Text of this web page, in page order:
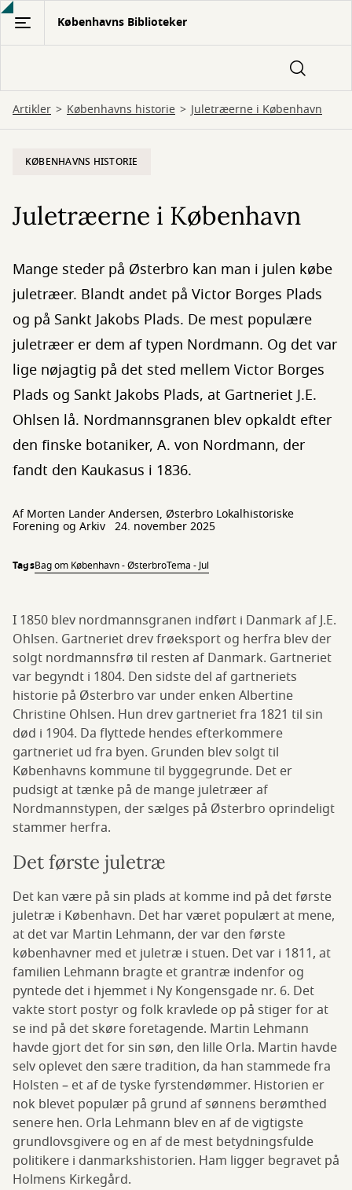
Gå
hovedindhold
Københavns Biblioteker
Artikler Københavns historie Juletræerne i København
KØBENHAVNS HISTORIE
Juletræerne i København
Mange steder på Østerbro kan man i julen købe
juletræer. Blandt andet på Victor Borges Plads
og på Sankt Jakobs Plads. De mest populære
juletræer er dem af typen Nordmann. Og det var
lige nøjagtig på det sted mellem Victor Borges
Plads og Sankt Jakobs Plads, at Gartneriet J.E.
Ohlsen lå. Nordmannsgranen blev opkaldt efter
den finske botaniker, A. von Nordmann, der
fandt den Kaukasus i 1836.
Af Morten Lander Andersen, Østerbro Lokalhistoriske
Forening og Arkiv 24. november 2025
TagsBag om København - ØsterbroTema - Jul
I 1850 blev nordmannsgranen indført i Danmark af J.E.
Ohlsen. Gartneriet drev frøeksport og herfra blev der
solgt nordmannsfrø til resten af Danmark. Gartneriet
var begyndt i 1804. Den sidste del af gartneriets
historie på Østerbro var under enken Albertine
Christine Ohlsen. Hun drev gartneriet fra 1821 til sin
død i 1904. Da flyttede hendes efterkommere
gartneriet ud fra byen. Grunden blev solgt til
Københavns kommune til byggegrunde. Det er
pudsigt at tænke på de mange juletræer af
Nordmannstypen, der sælges på Østerbro oprindeligt
stammer herfra.
Det første juletræ
Det kan være på sin plads at komme ind på det første
juletræ i København. Det har været populært at mene,
at det var Martin Lehmann, der var den første
københavner med et juletræ i stuen. Det var i 1811, at
familien Lehmann bragte et grantræ indenfor og
pyntede det i hjemmet i Ny Kongensgade nr. 6. Det
vakte stort postyr og folk kravlede op på stiger for at
se ind på det skøre foretagende. Martin Lehmann
havde gjort det for sin søn, den lille Orla. Martin havde
selv oplevet den sære tradition, da han stammede fra
Holsten – et af de tyske fyrstendømmer. Historien er
nok blevet populær på grund af sønnens berømthed
senere hen. Orla Lehmann blev en af de vigtigste
grundlovsgivere og en af de mest betydningsfulde
politikere i danmarkshistorien. Ham ligger begravet på
Holmens Kirkegård.